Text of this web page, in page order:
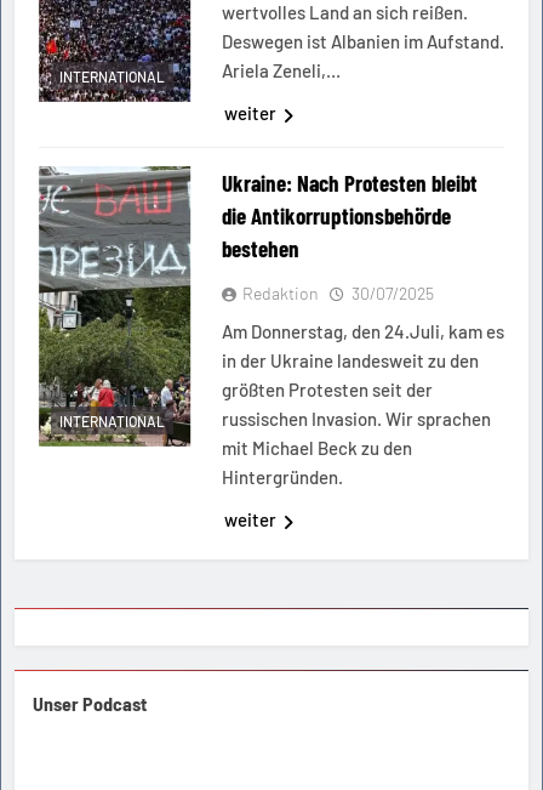
INTERNATIONAL
wertvolles Land an sich reißen.
Deswegen ist Albanien im Aufstand.
Ariela Zeneli,…
weiter
INTERNATIONAL
Ukraine: Nach Protesten bleibt
die Antikorruptionsbehörde
bestehen
Redaktion 30/07/2025
Am Donnerstag, den 24.Juli, kam es
in der Ukraine landesweit zu den
größten Protesten seit der
russischen Invasion. Wir sprachen
mit Michael Beck zu den
Hintergründen.
weiter
Unser Podcast